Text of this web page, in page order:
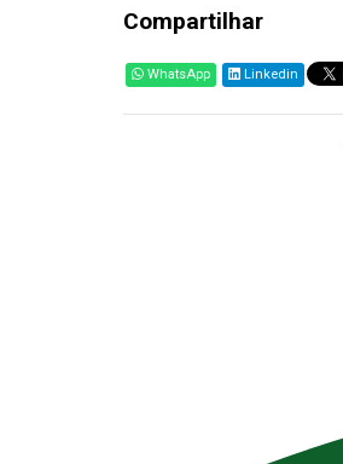
Compartilhar
WhatsApp Linkedin